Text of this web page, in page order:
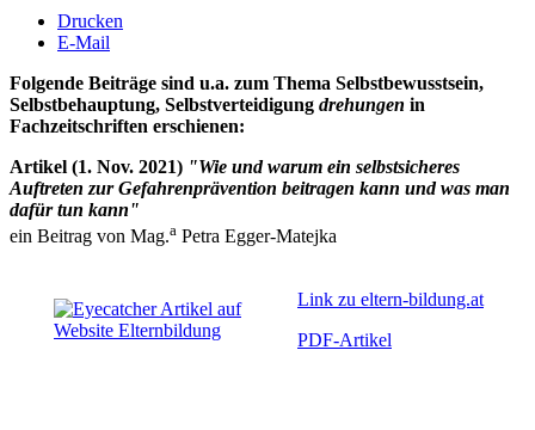
Drucken
E-Mail
Folgende Beiträge sind u.a. zum Thema Selbstbewusstsein,
Selbstbehauptung, Selbstverteidigung drehungen in
Fachzeitschriften erschienen:
Artikel (1. Nov. 2021) "Wie und warum ein selbstsicheres
Auftreten zur Gefahrenprävention beitragen kann und was man
dafür tun kann"
ein Beitrag von Mag.a Petra Egger-Matejka
Link zu eltern-bildung.at
PDF-Artikel